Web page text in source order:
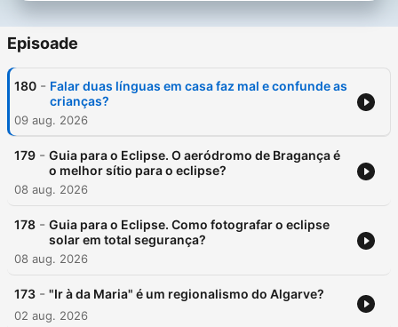
Episoade
180 - Falar duas línguas em casa faz mal e confunde as
crianças?
09 aug. 2026
179 - Guia para o Eclipse. O aeródromo de Bragança é
o melhor sítio para o eclipse?
08 aug. 2026
178 - Guia para o Eclipse. Como fotografar o eclipse
solar em total segurança?
08 aug. 2026
173 - "Ir à da Maria" é um regionalismo do Algarve?
02 aug. 2026